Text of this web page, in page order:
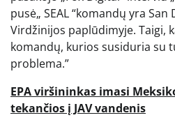
pusė„ SEAL “komandų yra
Virdžinijos paplūdimyje. Taigi,
komandų, kurios susiduria su
problema.”
EPA viršininkas imasi
tekančios į JAV vandenis